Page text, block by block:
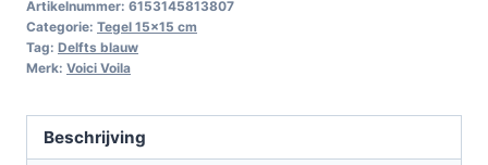
Artikelnummer: 6153145813807
Categorie: Tegel 15x15 cm
Tag: Delfts blauw
Merk: Voici Voila
Beschrijving